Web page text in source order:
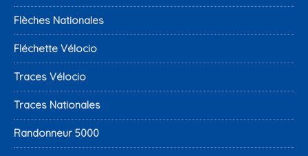
Flèches Nationales
Fléchette Vélocio
Traces Vélocio
Traces Nationales
Randonneur 5000